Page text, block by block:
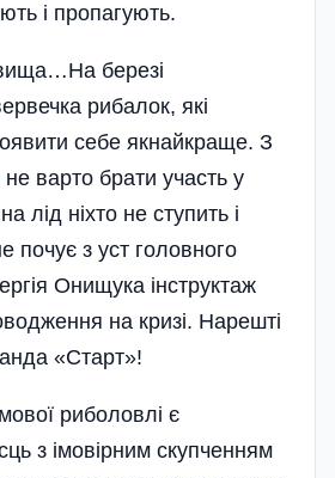
і пропагують.
березі
рибалок, які
себе якнайкраще. З
варто брати участь у
лід ніхто не ступить і
почує з уст головного
Онищука інструктаж
на кризі. Нарешті
«Старт»!
риболовлі є
з імовірним скупченням